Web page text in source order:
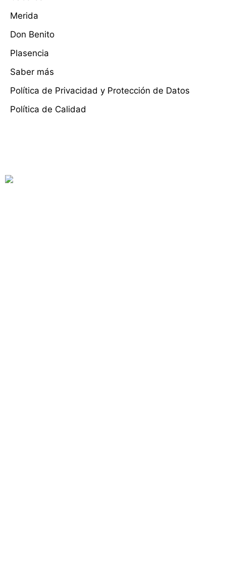
Merida
Don Benito
Plasencia
Saber más
Política de Privacidad y Protección de Datos
Política de Calidad